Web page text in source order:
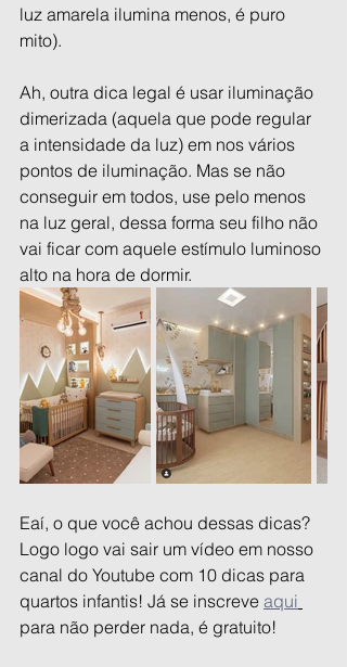
luz amarela ilumina menos, é puro
mito).
Ah, outra dica legal é usar iluminação
dimerizada (aquela que pode regular
a intensidade da luz) em nos vários
pontos de iluminação. Mas se não
conseguir em todos, use pelo menos
na luz geral, dessa forma seu filho não
vai ficar com aquele estímulo luminoso
alto na hora de dormir.
Eaí, o que você achou dessas dicas?
Logo logo vai sair um vídeo em nosso
canal do Youtube com 10 dicas para
quartos infantis! Já se inscreve aqui
para não perder nada, é gratuito!